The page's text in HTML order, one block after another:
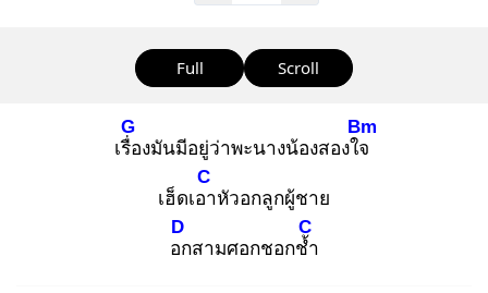
Full Scroll
เรื่อ
G
งมันมีอยู่ว่าพะนางน้องสองใจ
Bm
เฮ็ดเอา
C
หัวอกลูกผู้ชาย
อก
D
สามศอกชอกช้ำ
C